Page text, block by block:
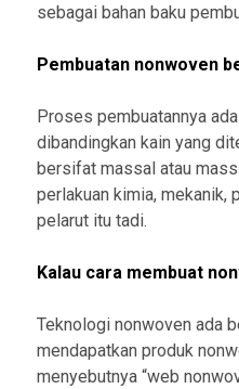
sebagai bahan baku
Pembuatan nonwoven
Proses pembuatannya
dibandingkan kain yang
bersifat massal atau
perlakuan kimia, mekanik,
pelarut itu tadi.
Kalau cara membuat
Teknologi nonwoven ada
mendapatkan produk
menyebutnya “web